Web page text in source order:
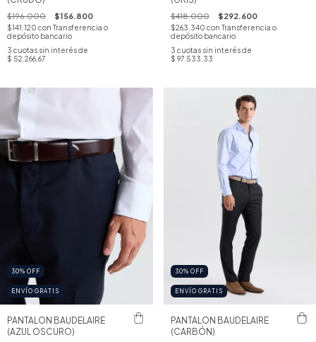
$196.000 $156.800
$141.120 con Transferencia o
depósito bancario
3 cuotas sin interés de
$ 52.266,67
$418.000 $292.600
$263.340 con Transferencia o
depósito bancario
3 cuotas sin interés de
$ 97.533,33
30% OFF
ENVÍO GRATIS
PANTALON BAUDELAIRE
(AZUL OSCURO)
30% OFF
ENVÍO GRATIS
PANTALON BAUDELAIRE
(CARBÓN)